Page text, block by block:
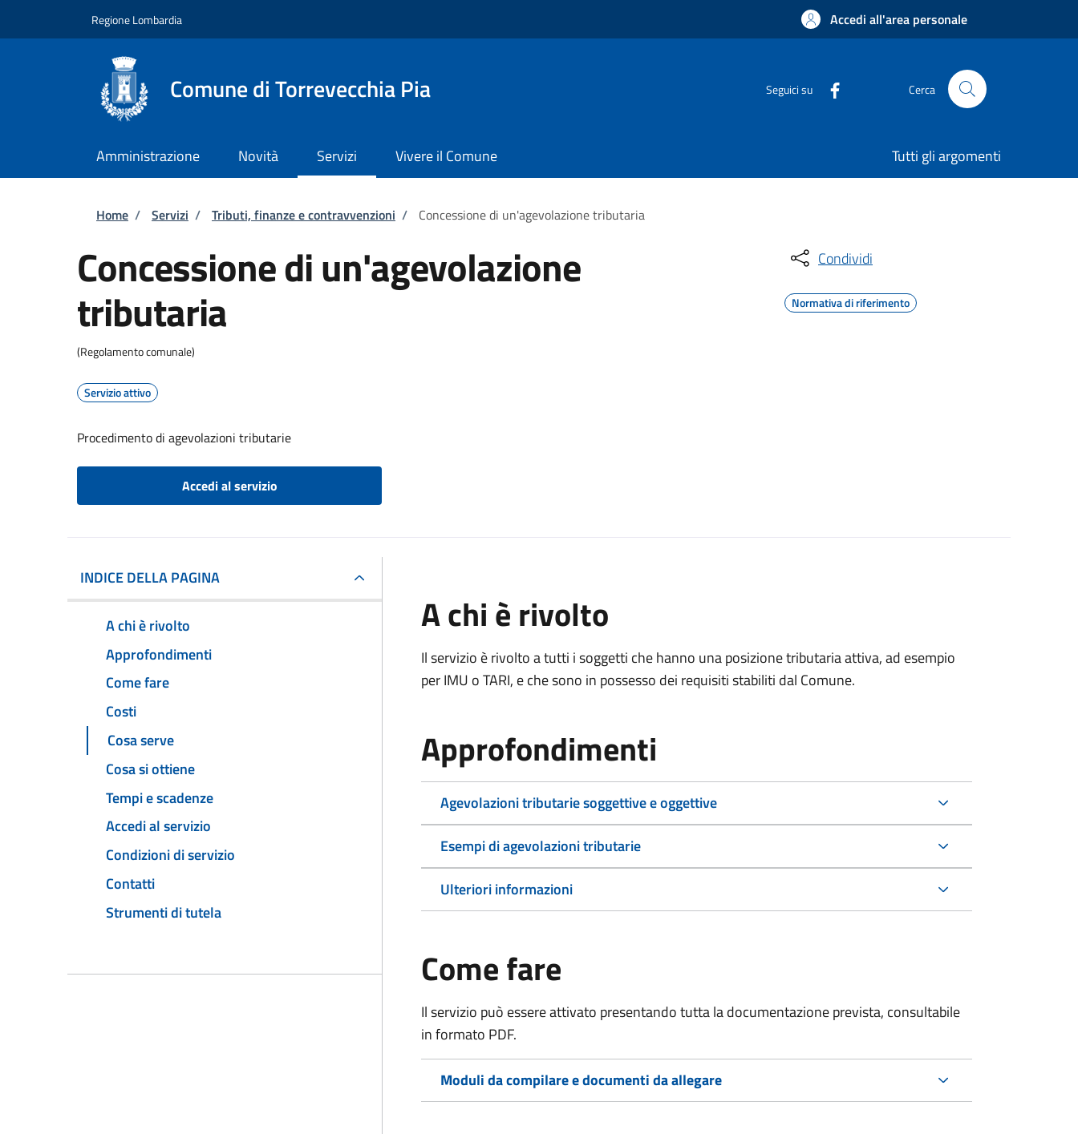
Regione Lombardia Accedi all'area personale
Comune di Torrevecchia Pia Seguici su Cerca
Amministrazione Novità Servizi Vivere il Comune Tutti gli argomenti
Briciole di pane
Home / Servizi / Tributi, finanze e contravvenzioni / Concessione di un'agevolazione tributaria
Concessione di un'agevolazione
tributaria
(Regolamento comunale)
Servizio attivo
Procedimento di agevolazioni tributarie
Accedi al servizio
Condividi
Normativa di riferimento
INDICE DELLA PAGINA
A chi è rivolto
Approfondimenti
Come fare
Costi
Cosa serve
Cosa si ottiene
Tempi e scadenze
Accedi al servizio
Condizioni di servizio
Contatti
Strumenti di tutela
A chi è rivolto
Il servizio è rivolto a tutti i soggetti che hanno una posizione tributaria attiva, ad esempio
per IMU o TARI, e che sono in possesso dei requisiti stabiliti dal Comune.
Approfondimenti
Agevolazioni tributarie soggettive e oggettive
Esempi di agevolazioni tributarie
Ulteriori informazioni
Come fare
Il servizio può essere attivato presentando tutta la documentazione prevista, consultabile
in formato PDF.
Moduli da compilare e documenti da allegare